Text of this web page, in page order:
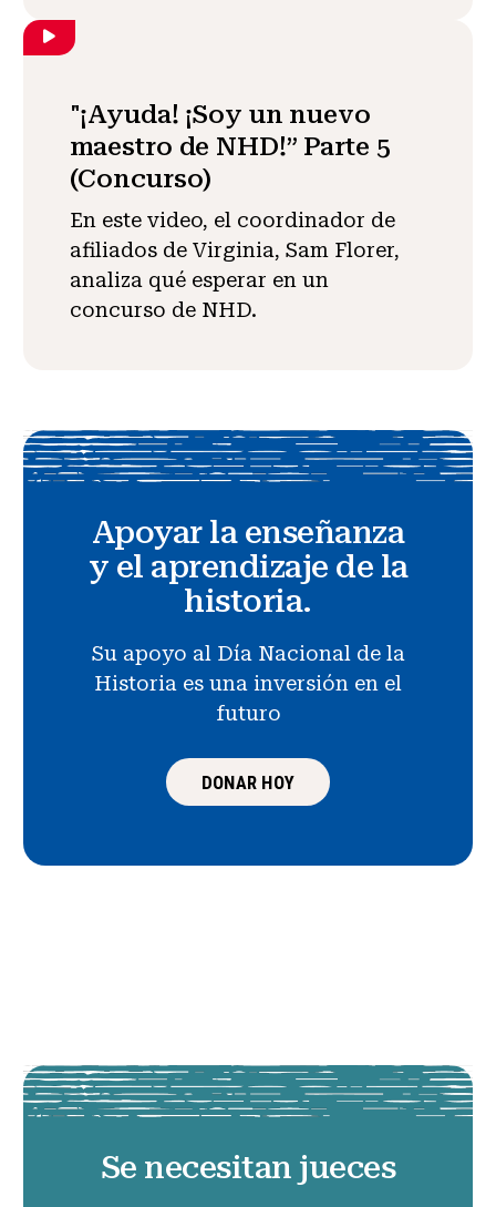
"¡Ayuda! ¡Soy un nuevo
maestro de NHD!” Parte 5
(Concurso)
En este video, el coordinador de
afiliados de Virginia, Sam Florer,
analiza qué esperar en un
concurso de NHD.
Apoyar la enseñanza
y el aprendizaje de la
historia.
Su apoyo al Día Nacional de la
Historia es una inversión en el
futuro
DONAR HOY
Se necesitan jueces